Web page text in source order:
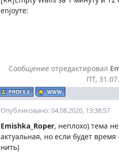
enjoyте:
Сообщение отредактировал
ПТ,
Опубликовано: 04.08.2020, 13:38:57
Emishka_Roper, неплохо) тема
актуальная, но если будет
нить)